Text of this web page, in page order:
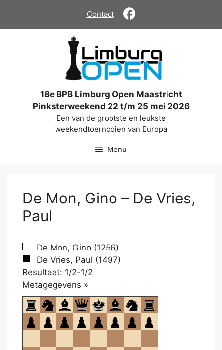
de
Contact
18e BPB Limburg Open Maastricht
Pinksterweekend 22 t/m 25 mei 2026
Een van de grootste en leukste
weekendtoernooien van Europa
Menu
De Mon, Gino – De Vries,
Paul
De Mon, Gino (1256)
De Vries, Paul (1497)
Resultaat: 1/2-1/2
Metagegevens »
om
te
openen.